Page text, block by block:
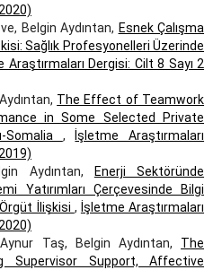
Belgin Aydıntan, Esnek Çalışma
Sağlık Profesyonelleri Üzerinde
Araştırmaları Dergisi: Cilt 8 Sayı 2
The Effect of Teamwork
in Some Selected Private
Somalia ,
İşletme Araştırmaları
Aydıntan,
Enerji Sektöründe
Yatırımları Çerçevesinde Bilgi
İlişkisi , İşletme Araştırmaları
Taş, Belgin Aydıntan, The
Supervisor Support, Affective